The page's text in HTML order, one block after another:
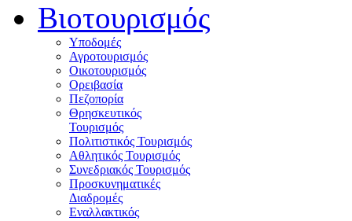
Βιοτουρισμός
Υποδομές
Αγροτουρισμός
Οικοτουρισμός
Ορειβασία
Πεζοπορία
Θρησκευτικός
Τουρισμός
Πολιτιστικός Τουρισμός
Αθλητικός Τουρισμός
Συνεδριακός Τουρισμός
Προσκυνηματικές
Διαδρομές
Εναλλακτικός